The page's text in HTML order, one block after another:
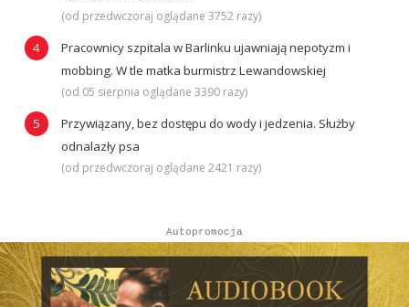
(od przedwczoraj oglądane 3752 razy)
Pracownicy szpitala w Barlinku ujawniają nepotyzm i
mobbing. W tle matka burmistrz Lewandowskiej
(od 05 sierpnia oglądane 3390 razy)
Przywiązany, bez dostępu do wody i jedzenia. Służby
odnalazły psa
(od przedwczoraj oglądane 2421 razy)
Autopromocja